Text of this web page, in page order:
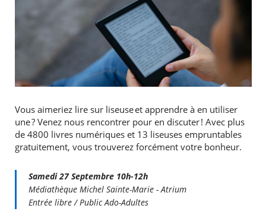
Vous aimeriez lire sur liseuse et apprendre à en utiliser
une ? Venez nous rencontrer pour en discuter ! Avec plus
de 4800 livres numériques et 13 liseuses empruntables
gratuitement, vous trouverez forcément votre bonheur.
Samedi 27 Septembre 10h-12h
Médiathèque Michel Sainte-Marie - Atrium
Entrée libre / Public Ado-Adultes